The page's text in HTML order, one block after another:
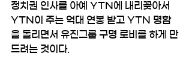
정치권 인사를 아예 YTN에 내리꽂아서
YTN이 주는 억대 연봉 받고 YTN 명함
을 돌리면서 유진그룹 구명 로비를 하게 만
드려는 것이다.